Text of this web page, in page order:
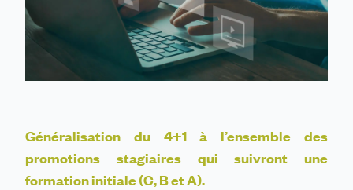
Généralisation du 4+1 à l’ensemble des
promotions stagiaires qui suivront une
formation initiale (C, B et A).